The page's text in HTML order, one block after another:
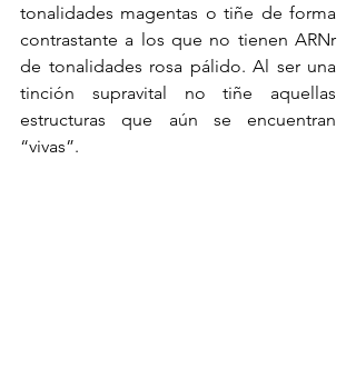
tonalidades magentas o tiñe de forma
contrastante a los que no tienen ARNr
de tonalidades rosa pálido. Al ser una
tinción supravital no tiñe aquellas
estructuras que aún se encuentran
“vivas”.